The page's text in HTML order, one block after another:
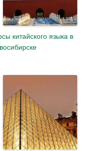
китайского языка в